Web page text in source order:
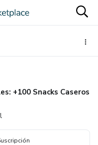
+100 Snacks Caseros